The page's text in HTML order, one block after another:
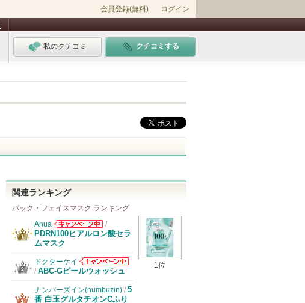
会員登録(無料) ログイン
私のクチコミ クチコミする
関連ランキング
パック・フェイスマスク ランキング
1位
Anua
Anuaからのお
知らせがありま
/
PDRN100ヒアルロン酸セラ
ムマスク
ドクターケイ
ドクターケイか
らのお知らせが
あります
/ ABC-Gピールウォッシュ
ナンバーズイン(numbuzin) / 5
番 白玉グルタチオンCふり